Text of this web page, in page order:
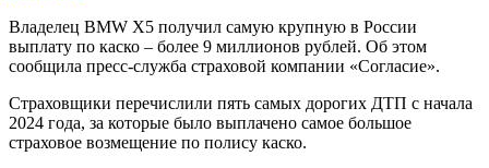
Владелец BMW X5 получил самую крупную в России
выплату по каско – более 9 миллионов рублей. Об этом
сообщила пресс-служба страховой компании «Согласие».
Страховщики перечислили пять самых дорогих ДТП с начала
2024 года, за которые было выплачено самое большое
страховое возмещение по полису каско.